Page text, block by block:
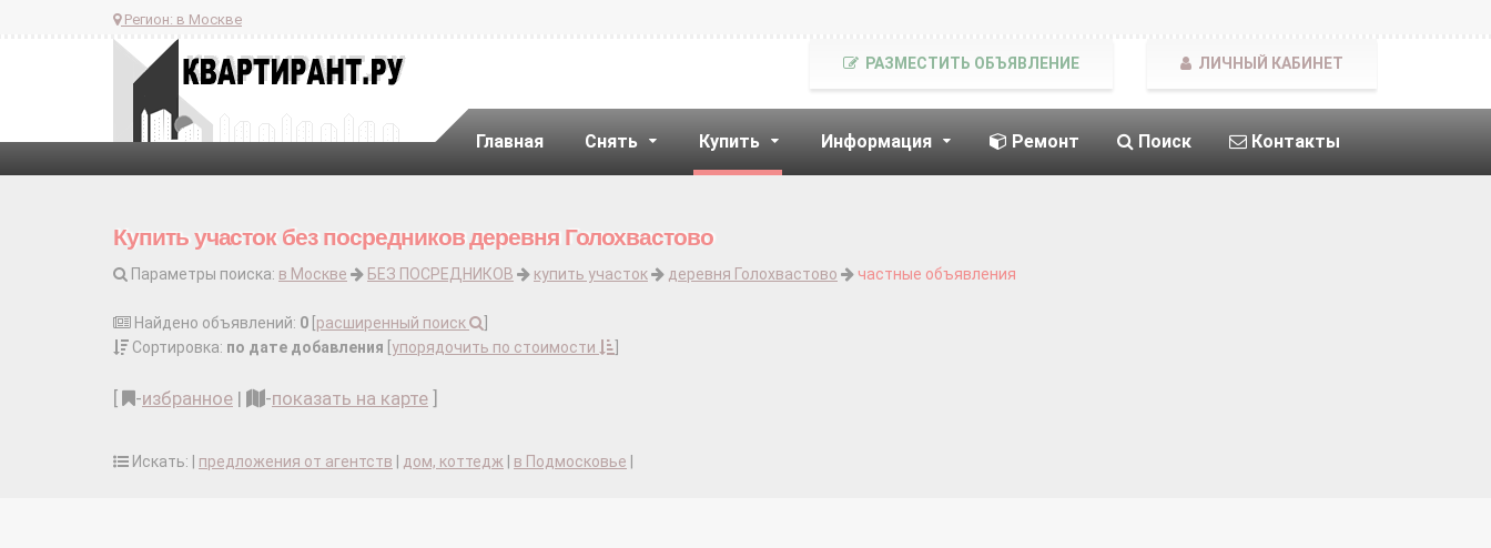
Регион: в Москве
Главная Снять Купить Информация Ремонт Поиск Контакты
РАЗМЕСТИТЬ ОБЪЯВЛЕНИЕ ЛИЧНЫЙ КАБИНЕТ
Купить участок без посредников деревня Голохвастово
Параметры поиска: в Москве БЕЗ ПОСРЕДНИКОВ купить участок деревня Голохвастово частные объявления
Найдено объявлений: 0 расширенный поиск
Сортировка: по дате добавления упорядочить по стоимости
-избранное | -показать на карте
Искать: | предложения от агентств дом, коттедж в Подмосковье